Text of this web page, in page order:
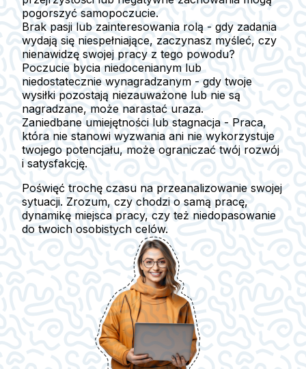
pogorszyć samopoczucie.
Brak pasji lub zainteresowania rolą - gdy zadania
wydają się niespełniające, zaczynasz myśleć, czy
nienawidzę swojej pracy z tego powodu?
Poczucie bycia niedocenianym lub
niedostatecznie wynagradzanym - gdy twoje
wysiłki pozostają niezauważone lub nie są
nagradzane, może narastać uraza.
Zaniedbane umiejętności lub stagnacja - Praca,
która nie stanowi wyzwania ani nie wykorzystuje
twojego potencjału, może ograniczać twój rozwój
i satysfakcję.
Poświęć trochę czasu na przeanalizowanie swojej
sytuacji. Zrozum, czy chodzi o samą pracę,
dynamikę miejsca pracy, czy też niedopasowanie
do twoich osobistych celów.